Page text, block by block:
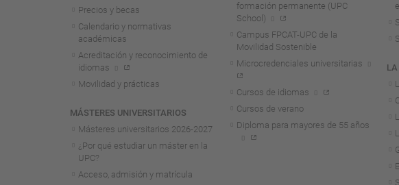
Precios y becas
Calendario y normativas
académicas
Acreditación y reconocimiento de
idiomas
Movilidad y prácticas
MÁSTERES UNIVERSITARIOS
Másteres universitarios 2026-2027
¿Por qué estudiar un máster en la
UPC?
Acceso, admisión y matrícula
formación permanente (UPC
School)
Campus FPCAT-UPC de la
Movilidad Sostenible
Microcredenciales universitarias
Cursos de idiomas
Cursos de verano
Diploma para mayores de 55 años
LA